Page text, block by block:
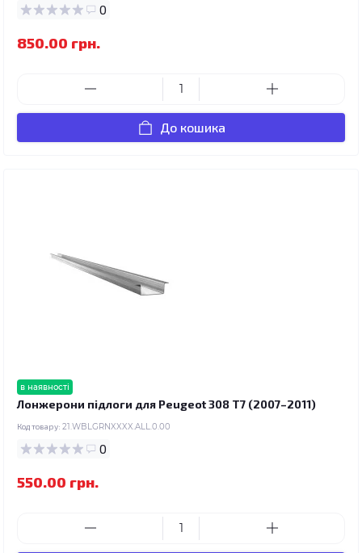
0
850.00 грн.
До кошика
в наявності
Лонжерони підлоги для Peugeot 308 T7 (2007–2011)
Код товару: 21.WBLGRNXXXX.ALL.0.00
0
550.00 грн.